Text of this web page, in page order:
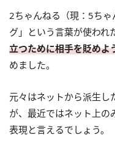
2ちゃんねる（現：5ち
グ」という言葉が使われ
立つために相手を貶めよ
めました。
元々はネットから派生し
が、最近ではネット上の
表現と言えるでしょう。